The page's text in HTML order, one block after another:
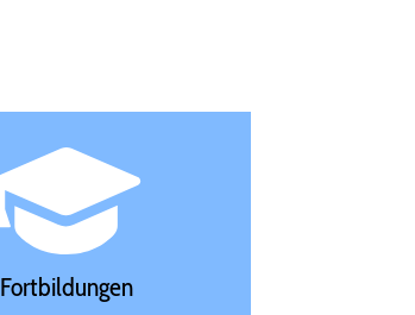
Fortbildungen